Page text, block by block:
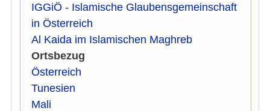
IGGiÖ - Islamische Glaubensgemeinschaft
in Österreich
Al Kaida im Islamischen Maghreb
Ortsbezug
Österreich
Tunesien
Mali